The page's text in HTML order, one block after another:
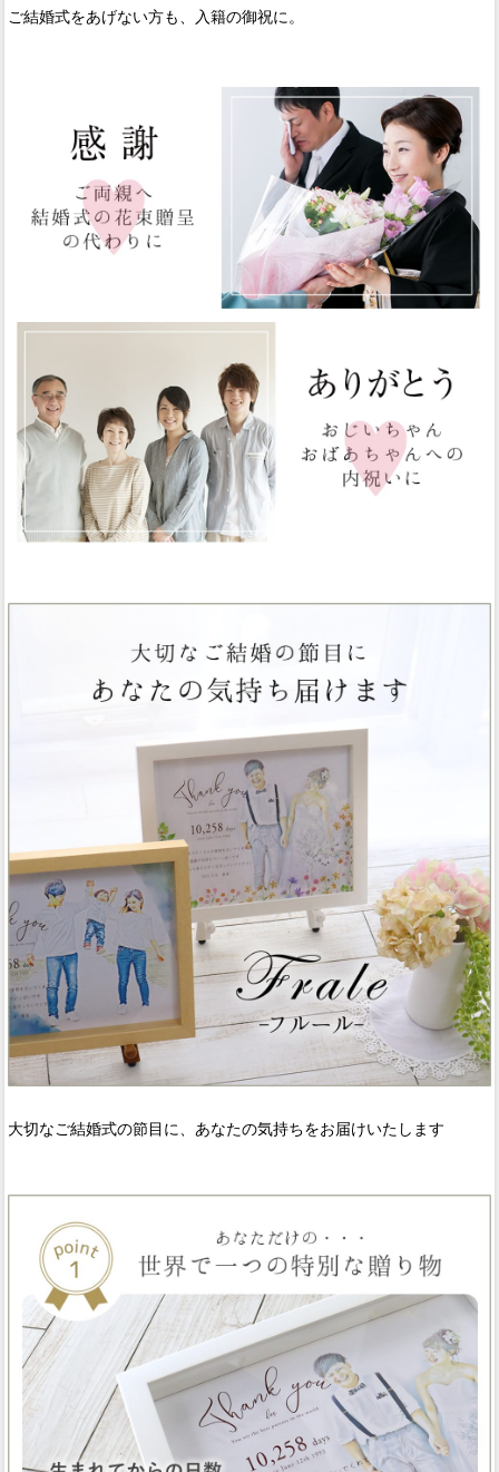
ご結婚式をあげない方も、入籍の御祝に。
大切なご結婚式の節目に、あなたの気持ちをお届けいたします